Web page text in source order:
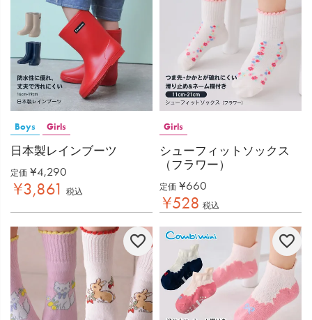
Boys Girls
日本製レインブーツ
定価 ¥4,290
¥3,861 税込
Girls
シューフィットソックス
（フラワー）
定価 ¥660
¥528 税込